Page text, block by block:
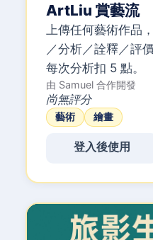
ArtLiu 賞藝流
上傳任何藝術作品
／分析／詮釋／評
每次分析扣 5 點。
由 Samuel合作開發
尚無評分
藝術 繪畫
登入後使用